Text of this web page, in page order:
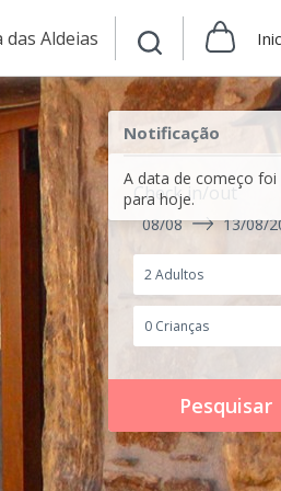
das Aldeias
Notificação
A data de começo
para hoje.
Check in/out
08/08 13/08/